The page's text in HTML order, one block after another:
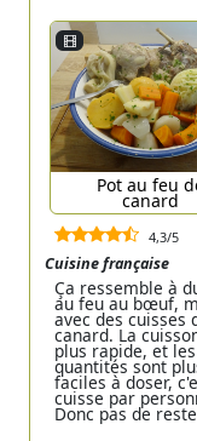
Pot au feu
canard
4,3/5
Cuisine française
Ça ressemble à
au feu au bœuf,
avec des cuisses
canard. La
plus rapide, et les
quantités sont
faciles à doser,
cuisse par
Donc pas de